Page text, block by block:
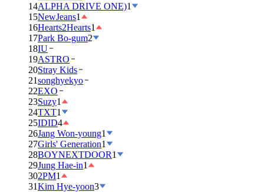
14ALPHA DRIVE ONE)1
15NewJeans1
16Hearts2Hearts1
17Park Bo-gum2
18IU
19ASTRO
20Stray Kids
21songhyekyo
22EXO
23Suzy1
24TXT1
25IDID4
26Jang Won-young1
27Girls' Generation1
28BOYNEXTDOOR1
29Jung Hae-in1
302PM1
31Kim Hye-yoon3